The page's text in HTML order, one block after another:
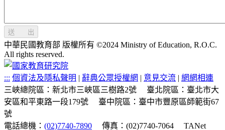
送 出
中華民國教育部 版權所有 ©2024 Ministry of Education, R.O.C.
All rights reserved.
::: 個資法及隱私聲明 | 辭典公眾授權網 | 意見交流 | 網網相連
三峽總院區：新北市三峽區三樹路2號
臺北院區：臺北市大
安區和平東路一段179號
臺中院區：臺中市豐原區師範街67
號
電話總機： (02)7740-7890 傳真：(02)7740-7064
TANet